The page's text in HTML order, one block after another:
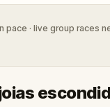
pace · live group races